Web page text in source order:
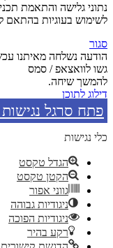
נתוני גלישה והתאמת
לשימוש בעוגיות בהתאם
סגור
הודעה נשלחה מאיתנו
גשו לוואצאפ / סמס
להמשך שיחה.
דילוג לתוכן
פתח סרגל נגישות
כלי נגישות
הגדל טקסט
הקטן טקסט
גווני אפור
ניגודיות גבוהה
ניגודיות הפוכה
רקע בהיר